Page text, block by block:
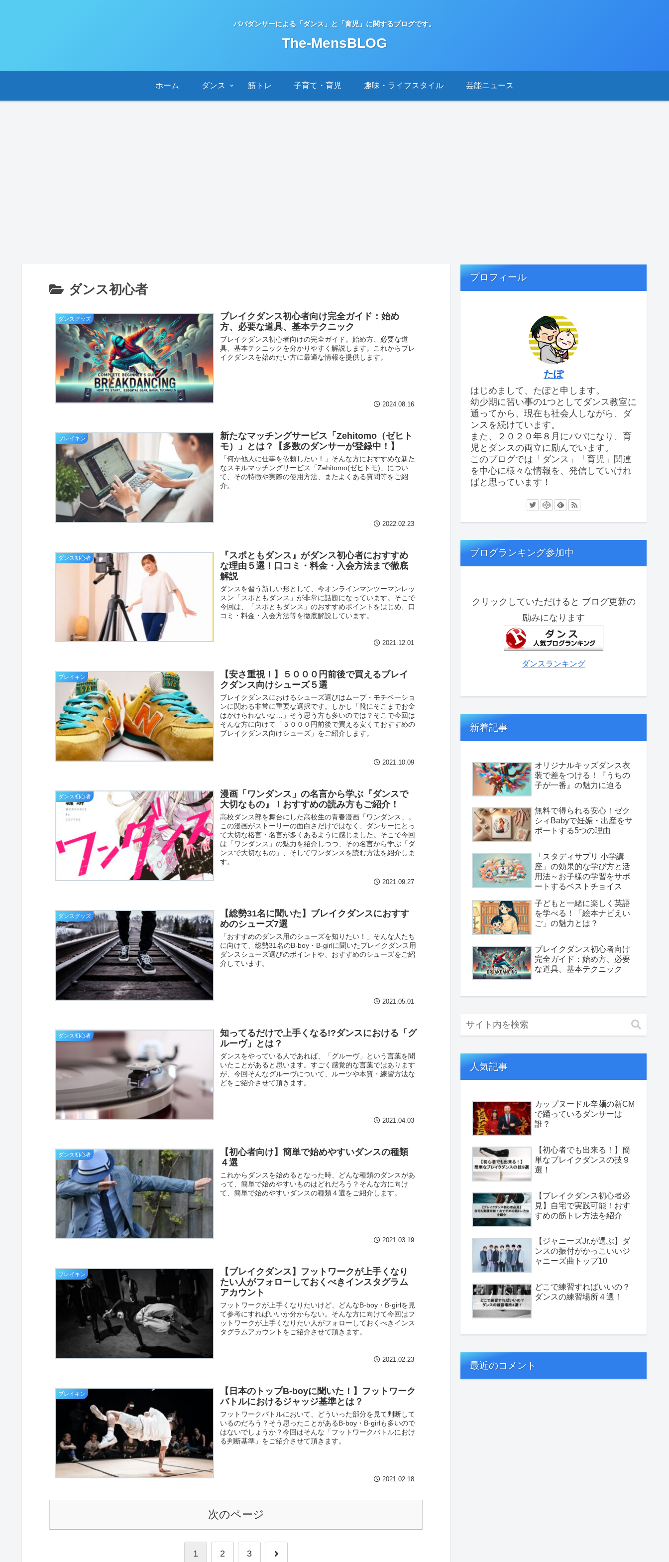
パパダンサーによる「ダンス」と「育児」に関するブログです。
The-MensBLOG
ホーム ダンス 筋トレ 子育て・育児 趣味・ライフスタイル 芸能ニュース
ダンス初心者
ダンスグッズ
ブレイクダンス初心者向け完全ガイド：始め
方、必要な道具、基本テクニック
ブレイクダンス初心者向けの完全ガイド。始め方、必要な道
具、基本テクニックを分かりやすく解説します。これからブレ
イクダンスを始めたい方に最適な情報を提供します。
2024.08.16
ブレイキン
新たなマッチングサービス「Zehitomo（ゼヒト
モ）」とは？【多数のダンサーが登録中！】
「何か他人に仕事を依頼したい！」そんな方におすすめな新た
なスキルマッチングサービス「Zehitomo(ゼヒトモ)」につい
て、その特徴や実際の使用方法、またよくある質問等をご紹
介。
2022.02.23
ダンス初心者
『スポともダンス』がダンス初心者におすすめ
な理由５選！口コミ・料金・入会方法まで徹底
解説
ダンスを習う新しい形として、今オンラインマンツーマンレッ
スン「スポともダンス」が非常に話題になっています。そこで
今回は、「スポともダンス」のおすすめポイントをはじめ、口
コミ・料金・入会方法等を徹底解説しています。
2021.12.01
ブレイキン
【安さ重視！】５０００円前後で買えるブレイ
クダンス向けシューズ５選
ブレイクダンスにおけるシューズ選びはムーブ・モチベーショ
ンに関わる非常に重要な選択です。しかし「靴にそこまでお金
はかけられないな…」そう思う方も多いのでは？そこで今回は
そんな方に向けて「５０００円前後で買える安くておすすめの
ブレイクダンス向けシューズ」をご紹介します。
2021.10.09
ダンス初心者
漫画「ワンダンス」の名言から学ぶ『ダンスで
大切なもの』！おすすめの読み方もご紹介！
高校ダンス部を舞台にした高校生の青春漫画「ワンダンス」。
この漫画がストーリーの面白さだけではなく、ダンサーにとっ
て大切な格言・名言が多くあるように感じました。そこで今回
は「ワンダンス」の魅力を紹介しつつ、その名言から学ぶ「ダ
ンスで大切なもの」、そしてワンダンスを読む方法を紹介しま
す。
2021.09.27
ダンスグッズ
【総勢31名に聞いた】ブレイクダンスにおすす
めのシューズ7選
「おすすめのダンス用のシューズを知りたい！」そんな人たち
に向けて、総勢31名のB-boy・B-girlに聞いたブレイクダンス用
ダンスシューズ選びのポイントや、おすすめのシューズをご紹
介しています。
2021.05.01
ダンス初心者
知ってるだけで上手くなる!?ダンスにおける「グ
ルーヴ」とは？
ダンスをやっている人であれば、「グルーヴ」という言葉を聞
いたことがあると思います。すごく感覚的な言葉ではあります
が、今回そんなグルーヴについて、ルーツや本質・練習方法な
どをご紹介させて頂きます。
2021.04.03
ダンス初心者
【初心者向け】簡単で始めやすいダンスの種類
４選
これからダンスを始めるとなった時、どんな種類のダンスがあ
って、簡単で始めやすいものはどれだろう？そんな方に向け
て、簡単で始めやすいダンスの種類４選をご紹介します。
2021.03.19
ブレイキン
【ブレイクダンス】フットワークが上手くなり
たい人がフォローしておくべきインスタグラム
アカウント
フットワークが上手くなりたいけど、どんなB-boy・B-girlを見
て参考にすればいいか分からない。そんな方に向けて今回はフ
ットワークが上手くなりたい人がフォローしておくべきインス
タグラムアカウントをご紹介させて頂きます。
2021.02.23
ブレイキン
【日本のトップB-boyに聞いた！】フットワーク
バトルにおけるジャッジ基準とは？
フットワークバトルにおいて、どういった部分を見て判断して
いるのだろう？そう思ったことがあるB-boy・B-girlも多いので
はないでしょうか？今回はそんな「フットワークバトルにおけ
る判断基準」をご紹介させて頂きます。
2021.02.18
次のページ
1 2 3
プロフィール
たぽ
はじめまして、たぽと申します。
幼少期に習い事の1つとしてダンス教室に
通ってから、現在も社会人しながら、ダ
ンスを続けています。
また、２０２０年８月にパパになり、育
児とダンスの両立に励んでいます。
このブログでは「ダンス」「育児」関連
を中心に様々な情報を、発信していけれ
ばと思っています！
ブログランキング参加中
クリックしていただけると ブログ更新の
励みになります
ダンスランキング
新着記事
オリジナルキッズダンス衣
装で差をつける！『うちの
子が一番』の魅力に迫る
無料で得られる安心！ゼク
シィBabyで妊娠・出産をサ
ポートする5つの理由
「スタディサプリ 小学講
座」の効果的な学び方と活
用法～お子様の学習をサポ
ートするベストチョイス
子どもと一緒に楽しく英語
を学べる！「絵本ナビえい
ご」の魅力とは？
ブレイクダンス初心者向け
完全ガイド：始め方、必要
な道具、基本テクニック
人気記事
カップヌードル辛麺の新CM
で踊っているダンサーは
誰？
【初心者でも出来る！】簡
単なブレイクダンスの技９
選！
【ブレイクダンス初心者必
見】自宅で実践可能！おす
すめの筋トレ方法を紹介
【ジャニーズJr.が選ぶ】ダ
ンスの振付がかっこいいジ
ャニーズ曲トップ10
どこで練習すればいいの？
ダンスの練習場所４選！
最近のコメント